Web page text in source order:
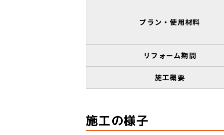
プラン・使用材料
リフォーム期間
施工概要
施工の様子